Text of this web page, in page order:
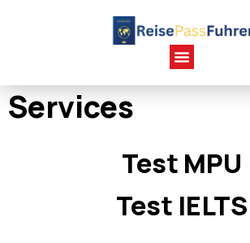
Services
Test MPU
Test IELTS